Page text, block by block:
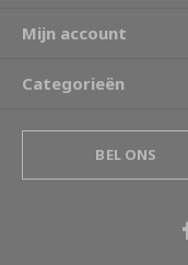
Mijn account
Categorieën
BEL ONS